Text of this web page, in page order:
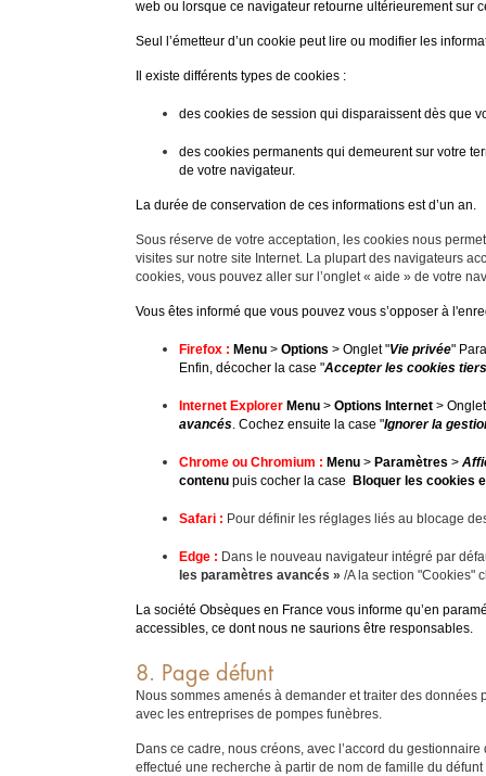
web ou lorsque ce navigateur retourne ultérieurement sur
Seul l’émetteur d’un cookie peut lire ou modifier les
Il existe différents types de cookies :
des cookies de session qui disparaissent dès que
des cookies permanents qui demeurent sur votre
de votre navigateur.
La durée de conservation de ces informations est d’un an.
Sous réserve de votre acceptation, les cookies nous
visites sur notre site Internet. La plupart des navigateurs
cookies, vous pouvez aller sur l’onglet « aide » de votre
Vous êtes informé que vous pouvez vous s’opposer à
Firefox : Menu > Options > Onglet "Vie privée"
Enfin, décocher la case "Accepter les cookies tiers
Internet Explorer Menu > Options Internet >
avancés. Cochez ensuite la case "Ignorer la
Chrome ou Chromium : Menu > Paramètres >
contenu puis cocher la case Bloquer les cookies
Safari : Pour définir les réglages liés au blocage
Edge : Dans le nouveau navigateur intégré par
les paramètres avancés » /A la section "Cookies"
La société Obsèques en France vous informe qu’en
accessibles, ce dont nous ne saurions être responsables.
8. Page défunt
Nous sommes amenés à demander et traiter des
avec les entreprises de pompes funèbres.
Dans ce cadre, nous créons, avec l’accord du
effectué une recherche à partir de nom de famille du